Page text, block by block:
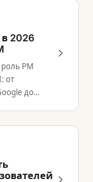
2026
PM
от
до